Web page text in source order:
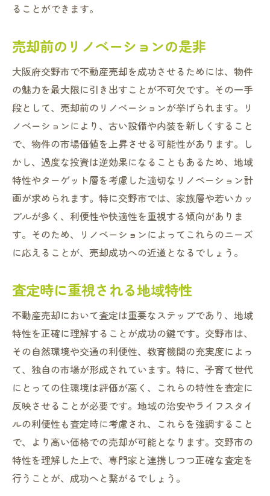
ることができます。
売却前のリノベーションの是非
大阪府交野市で不動産売却を成功させるためには、物件
の魅力を最大限に引き出すことが不可欠です。その一手
段として、売却前のリノベーションが挙げられます。リ
ノベーションにより、古い設備や内装を新しくすること
で、物件の市場価値を上昇させる可能性があります。し
かし、過度な投資は逆効果になることもあるため、地域
特性やターゲット層を考慮した適切なリノベーション計
画が求められます。特に交野市では、家族層や若いカッ
プルが多く、利便性や快適性を重視する傾向がありま
す。そのため、リノベーションによってこれらのニーズ
に応えることが、売却成功への近道となるでしょう。
査定時に重視される地域特性
不動産売却において査定は重要なステップであり、地域
特性を正確に理解することが成功の鍵です。交野市は、
その自然環境や交通の利便性、教育機関の充実度によっ
て、独自の市場が形成されています。特に、子育て世代
にとっての住環境は評価が高く、これらの特性を査定に
反映させることが必要です。地域の治安やライフスタイ
ルの利便性も査定時に考慮され、これらを強調すること
で、より高い価格での売却が可能となります。交野市の
特性を理解した上で、専門家と連携しつつ正確な査定を
行うことが、成功へと繋がるでしょう。